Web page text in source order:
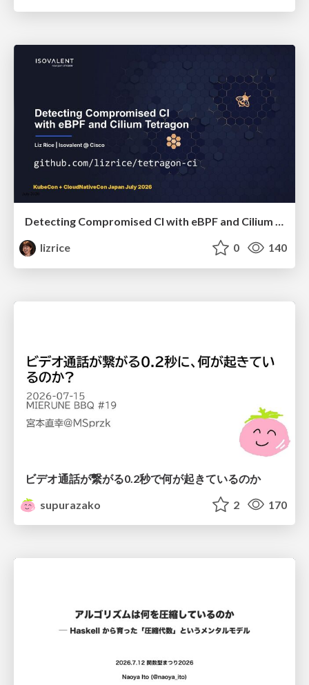
Detecting Compromised CI with eBPF and Cilium Tetragon
lizrice
0 140
ビデオ通話が繋がる0.2秒で何が起きているのか
supurazako
2 170